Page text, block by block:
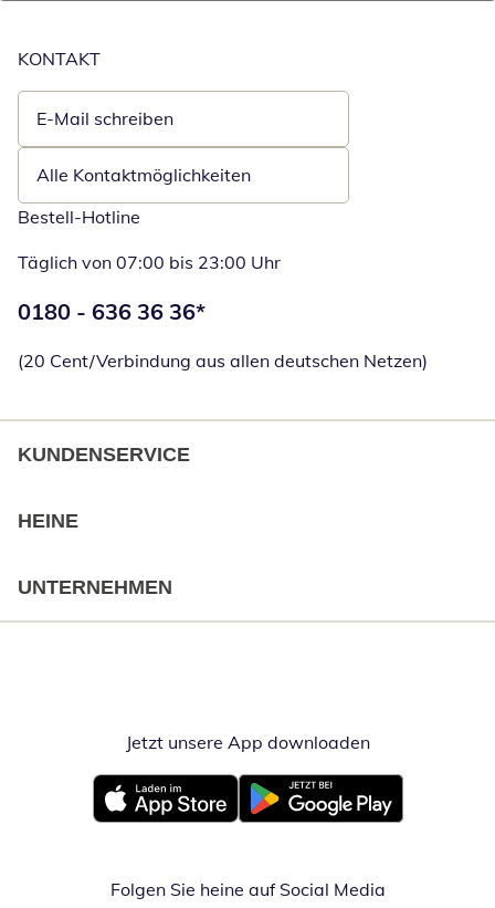
KONTAKT
E-Mail schreiben
Öffnet E-Mail-Client
Alle Kontaktmöglichkeiten
Bestell-Hotline
Täglich von 07:00 bis 23:00 Uhr
Telefonnummer:
0180 - 636 36 36*
(20 Cent/Verbindung aus allen deutschen Netzen)
KUNDENSERVICE
HEINE
UNTERNEHMEN
Jetzt unsere App downloadenÖffnet in
Öffnet in neuem FensterÖffnet in neuem Fenster
Folgen Sie heine auf Social Media